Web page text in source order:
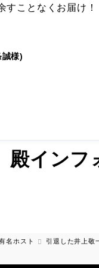
すことなくお届け！
様)
殿インフ
名ホスト 引退した井上敬